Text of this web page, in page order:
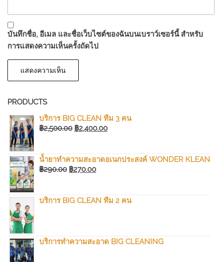
บันทึกชื่อ, อีเมล และชื่อเว็บไซต์ของฉันบนเบราว์เซอร์นี้ สำหรับ
การแสดงความเห็นครั้งถัดไป
PRODUCTS
บริการ BIG CLEAN ทีม 3 คน
฿2,500.00 ORIGINAL
฿2,500.00.
฿2,400.00CURRENT
฿2,400.00.
น้ำยาทำความสะอาดอเนกประสงค์ WONDER KLEAN
฿290.00 ORIGINAL
฿290.00.
฿270.00CURRENT
฿270.00.
บริการ BIG CLEAN ทีม 2 คน
บริการทำความสะอาด BIG CLEANING